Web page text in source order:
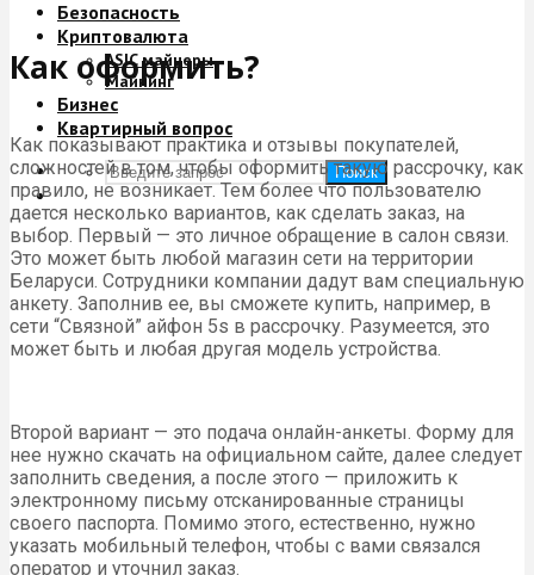
Безопасность
Криптовалюта
ASIC майнеры
Майнинг
Бизнес
Квартирный вопрос
Поиск
Как оформить?
Как показывают практика и отзывы покупателей,
сложностей в том, чтобы оформить такую рассрочку, как
правило, не возникает. Тем более что пользователю
дается несколько вариантов, как сделать заказ, на
выбор. Первый — это личное обращение в салон связи.
Это может быть любой магазин сети на территории
Беларуси. Сотрудники компании дадут вам специальную
анкету. Заполнив ее, вы сможете купить, например, в
сети “Связной” айфон 5s в рассрочку. Разумеется, это
может быть и любая другая модель устройства.
Второй вариант — это подача онлайн-анкеты. Форму для
нее нужно скачать на официальном сайте, далее следует
заполнить сведения, а после этого — приложить к
электронному письму отсканированные страницы
своего паспорта. Помимо этого, естественно, нужно
указать мобильный телефон, чтобы с вами связался
оператор и уточнил заказ.